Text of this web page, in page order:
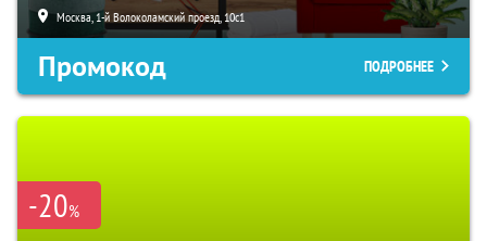
Москва, 1-й Волоколамский проезд, 10с1
Промокод ПОДРОБНЕЕ
-20%